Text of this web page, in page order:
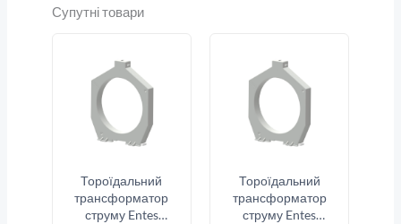
Супутні товари
Тороїдальний
трансформатор
струму Entes
Тороїдальний
трансформатор
струму Entes